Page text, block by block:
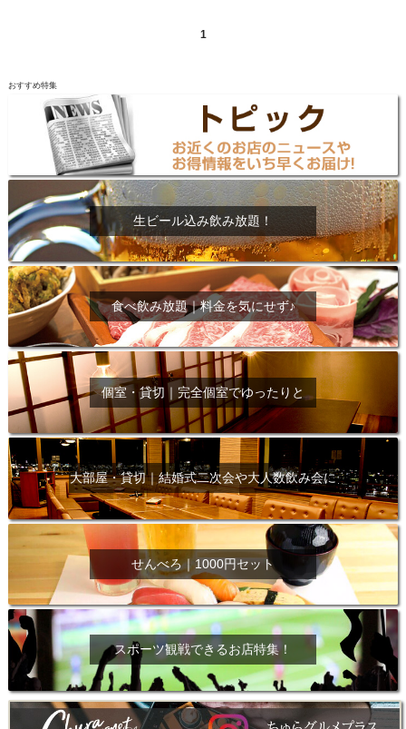
1
おすすめ特集
生ビール込み飲み放題！
食べ飲み放題｜料金を気にせず♪
個室・貸切｜完全個室でゆったりと
大部屋・貸切｜結婚式二次会や大人数飲み会に
せんべろ｜1000円セット
スポーツ観戦できるお店特集！